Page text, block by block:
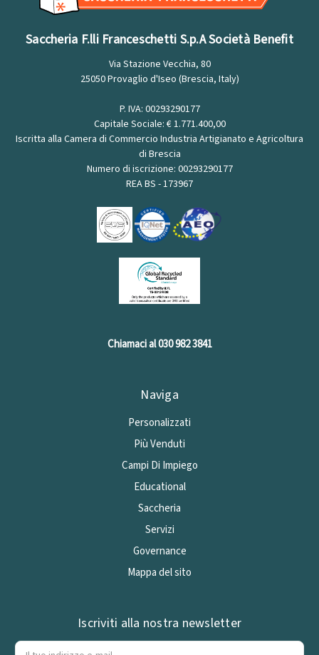
Saccheria F.lli Franceschetti S.p.A Società Benefit
Via Stazione Vecchia, 80
25050 Provaglio d'Iseo (Brescia, Italy)
P. IVA: 00293290177
Capitale Sociale: € 1.771.400,00
Iscritta alla Camera di Commercio Industria Artigianato e Agricoltura
di Brescia
Numero di iscrizione: 00293290177
REA BS - 173967
Chiamaci al 030 982 3841
Naviga
Personalizzati
Più Venduti
Campi Di Impiego
Educational
Saccheria
Servizi
Governance
Mappa del sito
Iscriviti alla nostra newsletter
Indirizzo